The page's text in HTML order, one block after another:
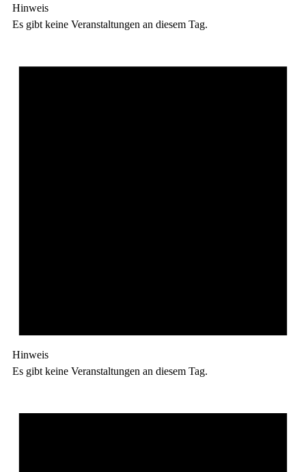
Hinweis
Es gibt keine Veranstaltungen an diesem Tag.
Hinweis
Es gibt keine Veranstaltungen an diesem Tag.